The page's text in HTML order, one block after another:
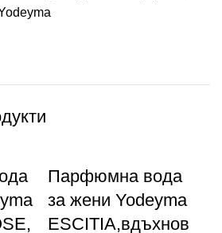
Парфюмна вода
за жени Yodeyma
ESCITIA,вдъхнов